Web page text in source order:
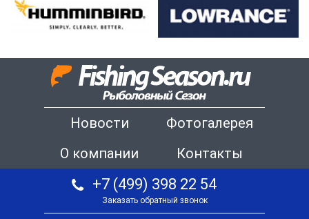
Новости
Фотогалерея
О компании
Контакты
+7 (499) 398 22 54
Заказать обратный звонок